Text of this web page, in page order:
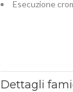
Esecuzione
Dettagli